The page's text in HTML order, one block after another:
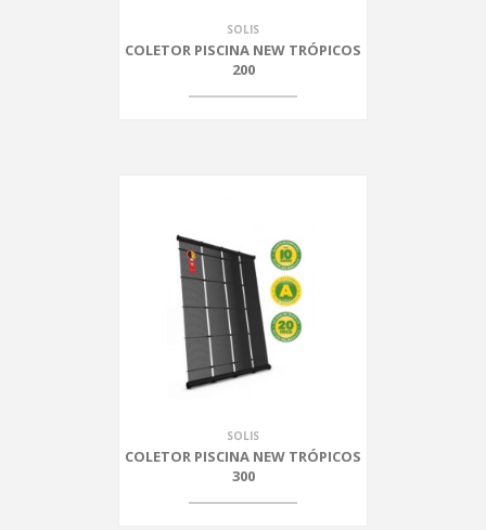
SOLIS
COLETOR PISCINA NEW TRÓPICOS
200
SOLIS
COLETOR PISCINA NEW TRÓPICOS
300